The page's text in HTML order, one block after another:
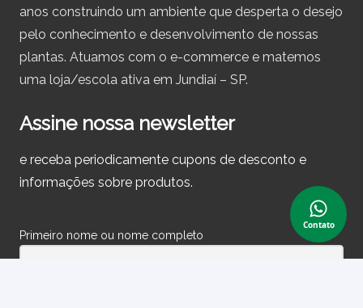
anos construindo um ambiente que desperta o desejo
pelo conhecimento e desenvolvimento de nossas
plantas. Atuamos com o e-commerce e matemos
uma loja/escola ativa em Jundiaí – SP.
Assine nossa newsletter
e receba periodicamente cupons de desconto e
informações sobre produtos.
Primeiro nome ou nome completo
Contato